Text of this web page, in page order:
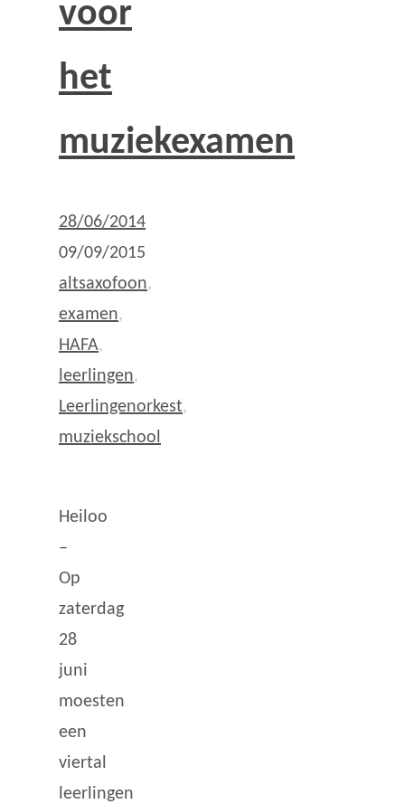
voor
het
muziekexamen
28/06/2014
09/09/2015
altsaxofoon,
examen,
HAFA,
leerlingen,
Leerlingenorkest,
muziekschool
Heiloo
–
Op
zaterdag
28
juni
moesten
een
viertal
leerlingen